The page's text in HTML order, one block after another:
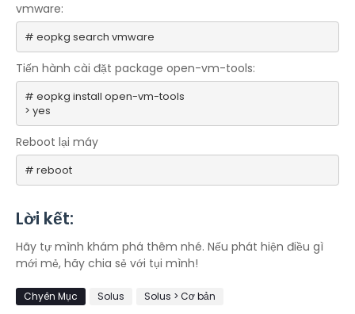
vmware:
# eopkg search vmware
Tiến hành cài đặt package open-vm-tools:
# eopkg install open-vm-tools
> yes
Reboot lại máy
# reboot
Lời kết:
Hãy tự mình khám phá thêm nhé. Nếu phát hiện điều gì
mới mẻ, hãy chia sẻ với tụi mình!
Chyên Mục Solus Solus > Cơ bản